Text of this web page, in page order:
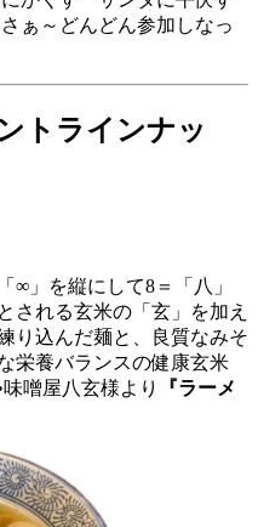
ぁ～どんどん参加しなっ
トラインナッ
∞」を縦にして8＝「八」
される玄米の「玄」を加え
り込んだ麺と、良質なみそ
栄養バランスの健康玄米
噌屋八玄様より
『ラーメ